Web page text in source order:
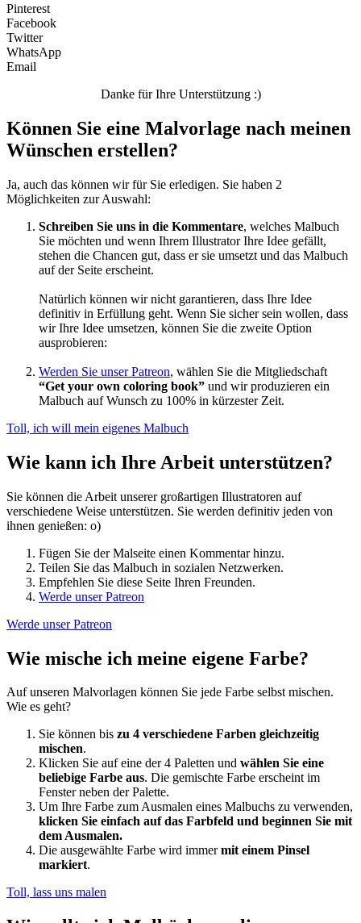
Valentinstag und Liebe
Winter und Weihnachten
Nezaradené
Pinterest
Facebook
Twitter
WhatsApp
Email
Danke für Ihre Unterstützung :)
Können Sie eine Malvorlage nach meinen
Wünschen erstellen?
Ja, auch das können wir für Sie erledigen. Sie haben 2
Möglichkeiten zur Auswahl:
Schreiben Sie uns in die Kommentare, welches Malbuch
Sie möchten und wenn Ihrem Illustrator Ihre Idee gefällt,
stehen die Chancen gut, dass er sie umsetzt und das Malbuch
auf der Seite erscheint.
Natürlich können wir nicht garantieren, dass Ihre Idee
definitiv in Erfüllung geht. Wenn Sie sicher sein wollen, dass
wir Ihre Idee umsetzen, können Sie die zweite Option
ausprobieren:
Werden Sie unser Patreon, wählen Sie die Mitgliedschaft
“Get your own coloring book” und wir produzieren ein
Malbuch auf Wunsch zu 100% in kürzester Zeit.
Toll, ich will mein eigenes Malbuch
Wie kann ich Ihre Arbeit unterstützen?
Sie können die Arbeit unserer großartigen Illustratoren auf
verschiedene Weise unterstützen. Sie werden definitiv jeden von
ihnen genießen: o)
Fügen Sie der Malseite einen Kommentar hinzu.
Teilen Sie das Malbuch in sozialen Netzwerken.
Empfehlen Sie diese Seite Ihren Freunden.
Werde unser Patreon
Werde unser Patreon
Wie mische ich meine eigene Farbe?
Auf unseren Malvorlagen können Sie jede Farbe selbst mischen.
Wie es geht?
Sie können bis zu 4 verschiedene Farben gleichzeitig
mischen.
Klicken Sie auf eine der 4 Paletten und wählen Sie eine
beliebige Farbe aus. Die gemischte Farbe erscheint im
Fenster neben der Palette.
Um Ihre Farbe zum Ausmalen eines Malbuchs zu verwenden,
klicken Sie einfach auf das Farbfeld und beginnen Sie mit
dem Ausmalen.
Die ausgewählte Farbe wird immermit einem Pinsel
markiert.
Toll, lass uns malen